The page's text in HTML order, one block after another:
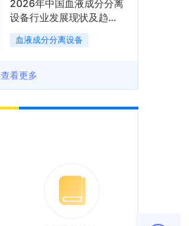
2026年中国血液成分分离
设备行业发展现状及趋势
分析：国产化替代与集中
度逐渐提升「图」
血液成分分离设备
查看更多